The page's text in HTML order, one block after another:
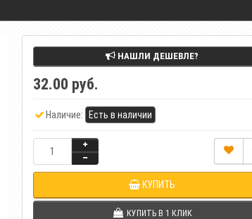
НАШЛИ ДЕШЕВЛЕ?
32.00 руб.
Наличие: Есть в наличии
КУПИТЬ
КУПИТЬ В 1 КЛИК